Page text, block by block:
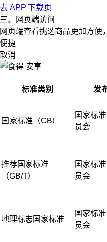
去 APP 下载页
三、网页端访问
网页端查看挑选商品更加方便
便捷
取消
标准类别 发
国家标准（GB）
国家标
员会
推荐国家标准
（GB/T）
国家标
员会
地理标志国家标准
国家标
员会